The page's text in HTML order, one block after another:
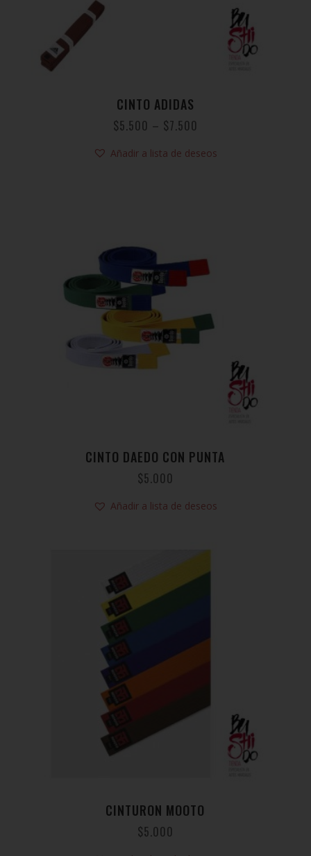
CINTO ADIDAS
$5.500 – $7.500
Añadir a lista de deseos
CINTO DAEDO CON PUNTA
$5.000
Añadir a lista de deseos
CINTURON MOOTO
$5.000